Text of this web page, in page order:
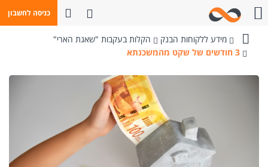
כניסה לחשבון
פתח חיפושחייגו אלינו
בנק
מידע ללקוחות הבנק
הקלות בעקבות "שאגת הארי"
3 חודשים של שקט מהמשכנתא